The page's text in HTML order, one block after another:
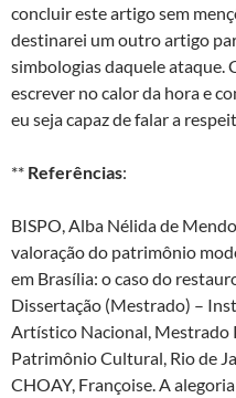
concluir este artigo sem
destinarei um outro artigo
simbologias daquele ataque.
escrever no calor da hora e
eu seja capaz de falar a
** Referências:
BISPO, Alba Nélida de
valoração do patrimônio
em Brasília: o caso do
Dissertação (Mestrado) –
Artístico Nacional, Mestrado
Patrimônio Cultural, Rio de
CHOAY, Françoise. A